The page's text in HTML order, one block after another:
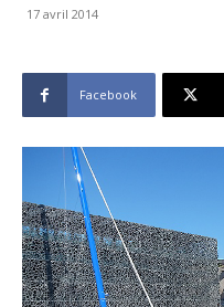
17 avril 2014
Facebook